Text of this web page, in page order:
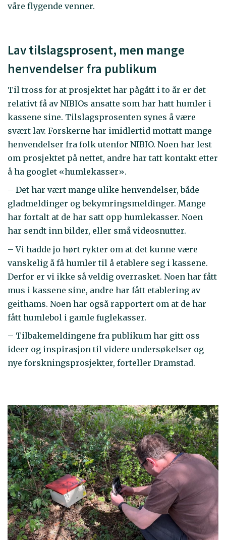
våre flygende venner.
Lav tilslagsprosent, men mange
henvendelser fra publikum
Til tross for at prosjektet har pågått i to år er det
relativt få av NIBIOs ansatte som har hatt humler i
kassene sine. Tilslagsprosenten synes å være
svært lav. Forskerne har imidlertid mottatt mange
henvendelser fra folk utenfor NIBIO. Noen har lest
om prosjektet på nettet, andre har tatt kontakt etter
å ha googlet «humlekasser».
– Det har vært mange ulike henvendelser, både
gladmeldinger og bekymringsmeldinger. Mange
har fortalt at de har satt opp humlekasser. Noen
har sendt inn bilder, eller små videosnutter.
– Vi hadde jo hørt rykter om at det kunne være
vanskelig å få humler til å etablere seg i kassene.
Derfor er vi ikke så veldig overrasket. Noen har fått
mus i kassene sine, andre har fått etablering av
geithams. Noen har også rapportert om at de har
fått humlebol i gamle fuglekasser.
– Tilbakemeldingene fra publikum har gitt oss
ideer og inspirasjon til videre undersøkelser og
nye forskningsprosjekter, forteller Dramstad.